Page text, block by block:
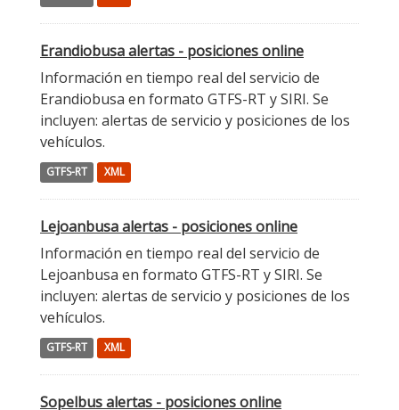
Erandiobusa alertas - posiciones online
Información en tiempo real del servicio de
Erandiobusa en formato GTFS-RT y SIRI. Se
incluyen: alertas de servicio y posiciones de los
vehículos.
GTFS-RT XML
Lejoanbusa alertas - posiciones online
Información en tiempo real del servicio de
Lejoanbusa en formato GTFS-RT y SIRI. Se
incluyen: alertas de servicio y posiciones de los
vehículos.
GTFS-RT XML
Sopelbus alertas - posiciones online